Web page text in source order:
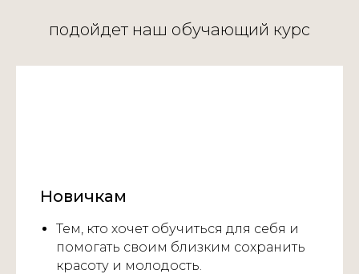
подойдет наш обучающий курс
Новичкам
Тем, кто хочет обучиться для себя и
помогать своим близким сохранить
красоту и молодость.